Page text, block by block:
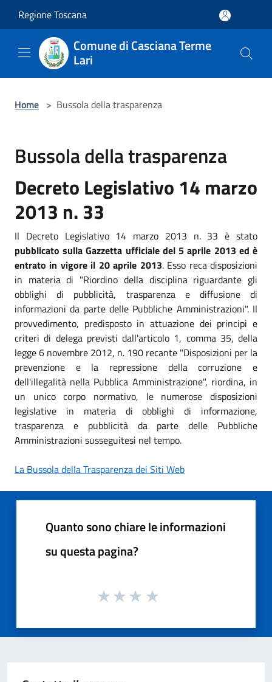
Regione Toscana
Comune di Casciana Terme
Lari
Home > Bussola della trasparenza
Bussola della trasparenza
Decreto Legislativo 14 marzo
2013 n. 33
Il Decreto Legislativo 14 marzo 2013 n. 33 è stato
pubblicato sulla Gazzetta ufficiale del 5 aprile 2013 ed è
entrato in vigore il 20 aprile 2013. Esso reca disposizioni
in materia di "Riordino della disciplina riguardante gli
obblighi di pubblicità, trasparenza e diffusione di
informazioni da parte delle Pubbliche Amministrazioni". Il
provvedimento, predisposto in attuazione dei principi e
criteri di delega previsti dall'articolo 1, comma 35, della
legge 6 novembre 2012, n. 190 recante "Disposizioni per la
prevenzione e la repressione della corruzione e
dell'illegalità nella Pubblica Amministrazione", riordina, in
un unico corpo normativo, le numerose disposizioni
legislative in materia di obblighi di informazione,
trasparenza e pubblicità da parte delle Pubbliche
Amministrazioni susseguitesi nel tempo.
La Bussola della Trasparenza dei Siti Web
Quanto sono chiare le informazioni
su questa pagina?